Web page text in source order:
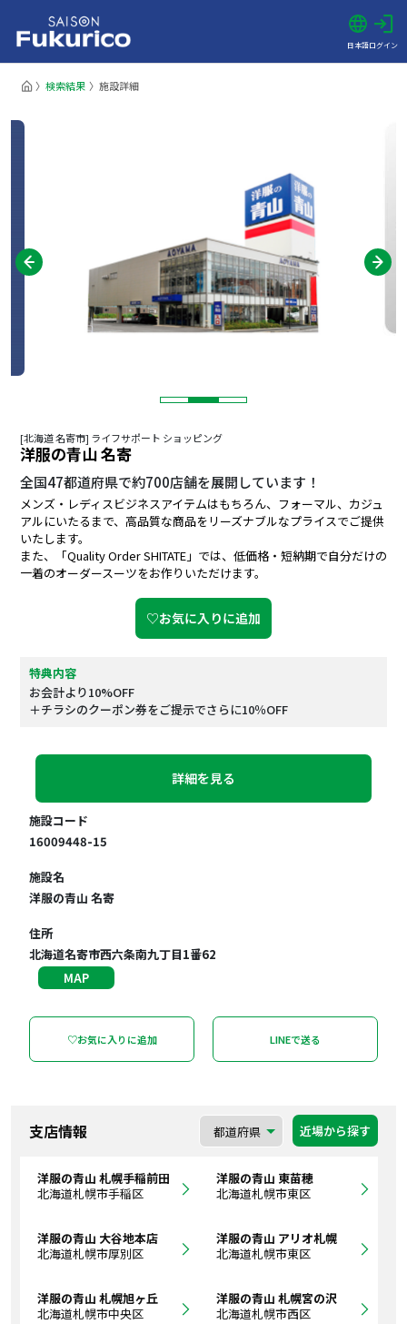
日本語ログイン
検索結果 施設詳細
[北海道 名寄市] ライフサポート ショッピング
洋服の青山 名寄
全国47都道府県で約700店舗を展開しています！
メンズ・レディスビジネスアイテムはもちろん、フォーマル、カジュ
アルにいたるまで、高品質な商品をリーズナブルなプライスでご提供
いたします。
また、「Quality Order SHITATE」では、低価格・短納期で自分だけの
一着のオーダースーツをお作りいただけます。
♡お気に入りに追加
特典内容
お会計より10%OFF
＋チラシのクーポン券をご提示でさらに10％OFF
詳細を見る
施設コード
16009448-15
施設名
洋服の青山 名寄
住所
北海道名寄市西六条南九丁目1番62
MAP
♡お気に入りに追加 LINEで送る
支店情報 近場から探す
洋服の青山 札幌手稲前田
北海道札幌市手稲区
洋服の青山 東苗穂
北海道札幌市東区
洋服の青山 大谷地本店
北海道札幌市厚別区
洋服の青山 アリオ札幌
北海道札幌市東区
洋服の青山 札幌旭ヶ丘
北海道札幌市中央区
洋服の青山 札幌宮の沢
北海道札幌市西区